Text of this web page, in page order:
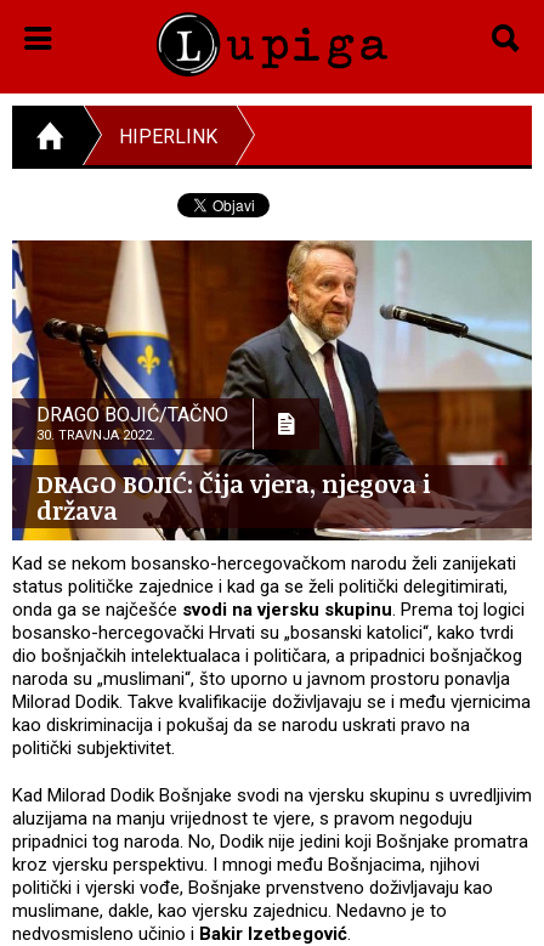
HIPERLINK
DRAGO BOJIĆ/TAČNO
30. TRAVNJA 2022.
DRAGO BOJIĆ: Čija vjera, njegova i
država
Kad se nekom bosansko-hercegovačkom narodu želi zanijekati
status političke zajednice i kad ga se želi politički delegitimirati,
onda ga se najčešće svodi na vjersku skupinu. Prema toj logici
bosansko-hercegovački Hrvati su „bosanski katolici“, kako tvrdi
dio bošnjačkih intelektualaca i političara, a pripadnici bošnjačkog
naroda su „muslimani“, što uporno u javnom prostoru ponavlja
Milorad Dodik. Takve kvalifikacije doživljavaju se i među vjernicima
kao diskriminacija i pokušaj da se narodu uskrati pravo na
politički subjektivitet.
Kad Milorad Dodik Bošnjake svodi na vjersku skupinu s uvredljivim
aluzijama na manju vrijednost te vjere, s pravom negoduju
pripadnici tog naroda. No, Dodik nije jedini koji Bošnjake promatra
kroz vjersku perspektivu. I mnogi među Bošnjacima, njihovi
politički i vjerski vođe, Bošnjake prvenstveno doživljavaju kao
muslimane, dakle, kao vjersku zajednicu. Nedavno je to
nedvosmisleno učinio i Bakir Izetbegović.